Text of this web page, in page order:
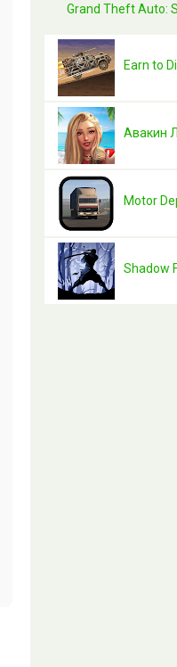
Grand Theft Auto:
Earn to
Авакин
Motor
Shadow